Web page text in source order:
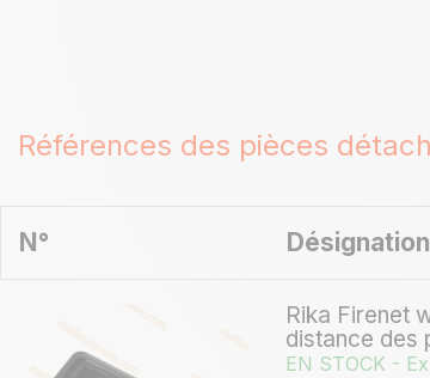
Références des pièces
N° Désignation
Rika Firenet
distance des
EN STOCK -